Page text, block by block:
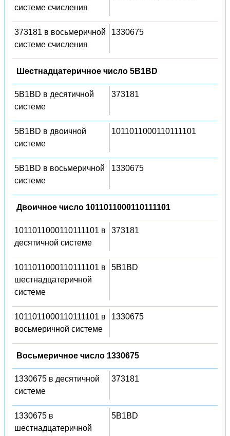
системе счисления
373181 в восьмеричной
системе счисления
1330675
Шестнадцатеричное число 5B1BD
5B1BD в десятичной
системе
373181
5B1BD в двоичной
системе
1011011000110111101
5B1BD в восьмеричной
системе
1330675
Двоичное число 1011011000110111101
1011011000110111101 в
десятичной системе
373181
1011011000110111101 в
шестнадцатеричной
системе
5B1BD
1011011000110111101 в
восьмеричной системе
1330675
Восьмеричное число 1330675
1330675 в десятичной
системе
373181
1330675 в
шестнадцатеричной
5B1BD